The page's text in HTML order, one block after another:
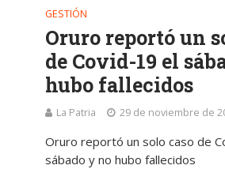
GESTIÓN
Oruro reportó un
de Covid-19 el
hubo fallecidos
La Patria 29 de noviembre de
Oruro reportó un solo caso de
sábado y no hubo fallecidos